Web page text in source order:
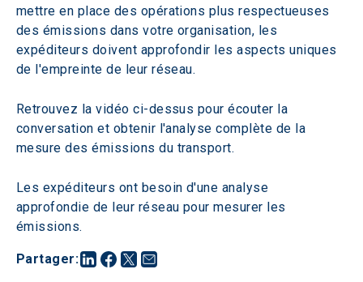
Partager:
mettre en place des opérations plus respectueuses
des émissions dans votre organisation, les
expéditeurs doivent approfondir les aspects uniques
de l'empreinte de leur réseau.
Retrouvez la vidéo ci-dessus pour écouter la
conversation et obtenir l'analyse complète de la
mesure des émissions du transport.
Les expéditeurs ont besoin d'une analyse
approfondie de leur réseau pour mesurer les
émissions.